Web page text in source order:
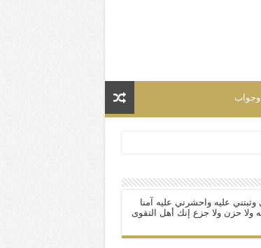
شيعة.
وثبتني عليه واحشرني عليه آمنا
ولا حزن ولا جزع إنك أهل التقوى